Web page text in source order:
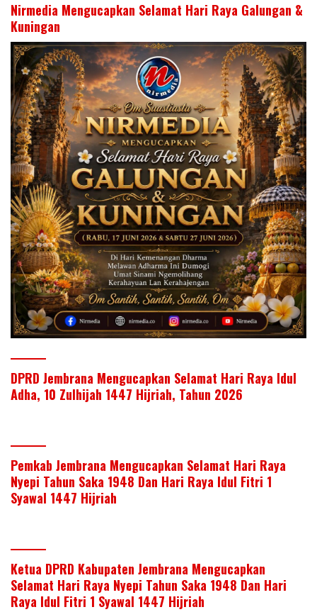
Nirmedia Mengucapkan Selamat Hari Raya Galungan &
Kuningan
DPRD Jembrana Mengucapkan Selamat Hari Raya Idul
Adha, 10 Zulhijah 1447 Hijriah, Tahun 2026
Pemkab Jembrana Mengucapkan Selamat Hari Raya
Nyepi Tahun Saka 1948 Dan Hari Raya Idul Fitri 1
Syawal 1447 Hijriah
Ketua DPRD Kabupaten Jembrana Mengucapkan
Selamat Hari Raya Nyepi Tahun Saka 1948 Dan Hari
Raya Idul Fitri 1 Syawal 1447 Hijriah